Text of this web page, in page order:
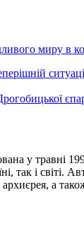
миру в
у
так і
а